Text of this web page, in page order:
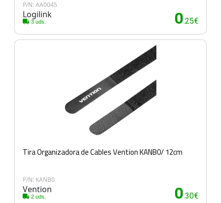
P/N: AA0045
Logilink
3 uds. 0.25€
Tira Organizadora de Cables Vention KANB0/ 12cm
P/N: KANB0
Vention
2 uds. 0.30€